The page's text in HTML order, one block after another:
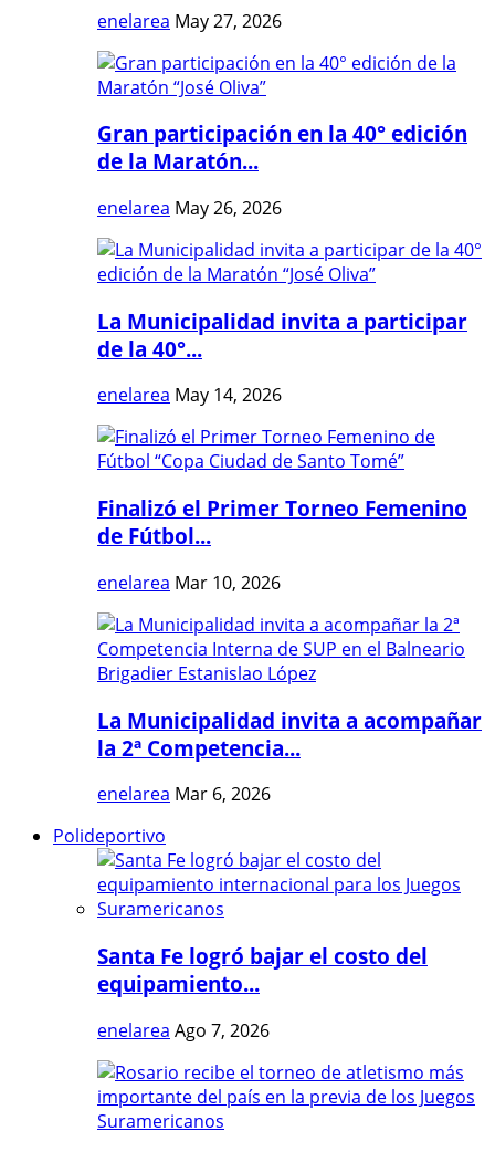
enelarea May 27, 2026
Gran participación en la 40° edición
de la Maratón...
enelarea May 26, 2026
La Municipalidad invita a participar
de la 40°...
enelarea May 14, 2026
Finalizó el Primer Torneo Femenino
de Fútbol...
enelarea Mar 10, 2026
La Municipalidad invita a acompañar
la 2ª Competencia...
enelarea Mar 6, 2026
Polideportivo
Santa Fe logró bajar el costo del
equipamiento...
enelarea Ago 7, 2026